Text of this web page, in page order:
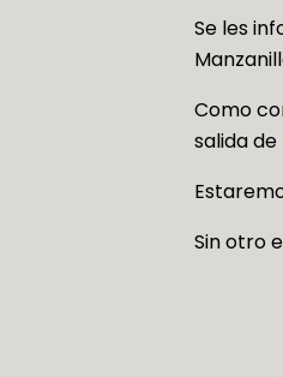
Se les
Como
salida
Sin otro